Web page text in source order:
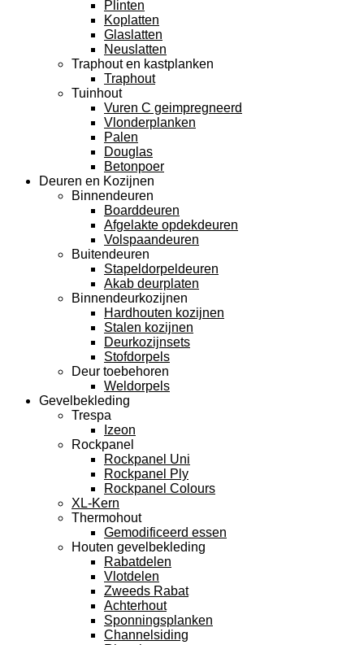
Plinten
Koplatten
Glaslatten
Neuslatten
Traphout en kastplanken
Traphout
Tuinhout
Vuren C geimpregneerd
Vlonderplanken
Palen
Douglas
Betonpoer
Deuren en Kozijnen
Binnendeuren
Boarddeuren
Afgelakte opdekdeuren
Volspaandeuren
Buitendeuren
Stapeldorpeldeuren
Akab deurplaten
Binnendeurkozijnen
Hardhouten kozijnen
Stalen kozijnen
Deurkozijnsets
Stofdorpels
Deur toebehoren
Weldorpels
Gevelbekleding
Trespa
Izeon
Rockpanel
Rockpanel Uni
Rockpanel Ply
Rockpanel Colours
XL-Kern
Thermohout
Gemodificeerd essen
Houten gevelbekleding
Rabatdelen
Vlotdelen
Zweeds Rabat
Achterhout
Sponningsplanken
Channelsiding